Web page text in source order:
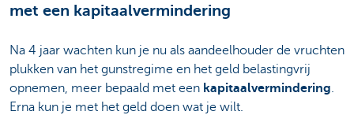
met een kapitaalvermindering
Na 4 jaar wachten kun je nu als aandeelhouder de vruchten
plukken van het gunstregime en het geld belastingvrij
opnemen, meer bepaald met een kapitaalvermindering.
Erna kun je met het geld doen wat je wilt.